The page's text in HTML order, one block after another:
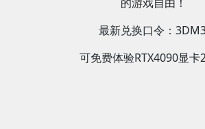
最新兑换口令：
可免费体验RTX4090显卡